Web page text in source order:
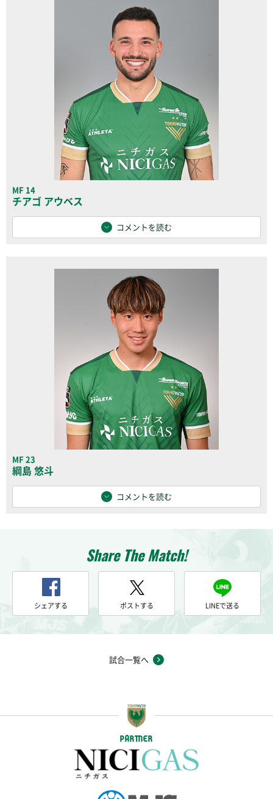
MF 14
チアゴ アウベス
コメントを読む
MF 23
綱島 悠斗
コメントを読む
Share The Match!
シェアする ポストする LINEで送る
試合一覧へ
PARTNER